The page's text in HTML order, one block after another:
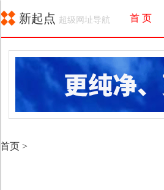
新起点 超级网址导航 首 页
首页 >